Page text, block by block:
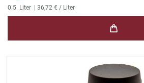
0.5 Liter | 36,72 € / Liter